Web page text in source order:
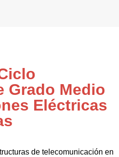
Grado Medio
Eléctricas
de telecomunicación en